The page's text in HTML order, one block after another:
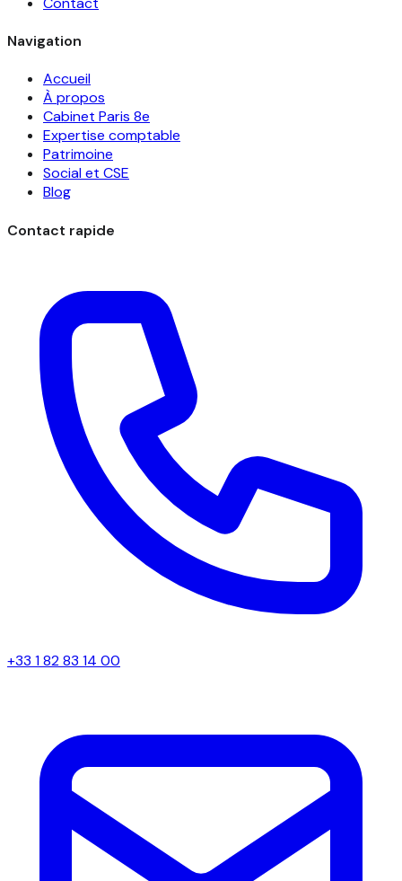
Navigation
Accueil
À propos
Cabinet Paris 8e
Expertise comptable
Patrimoine
Social et CSE
Blog
Contact rapide
+33 1 82 83 14 00